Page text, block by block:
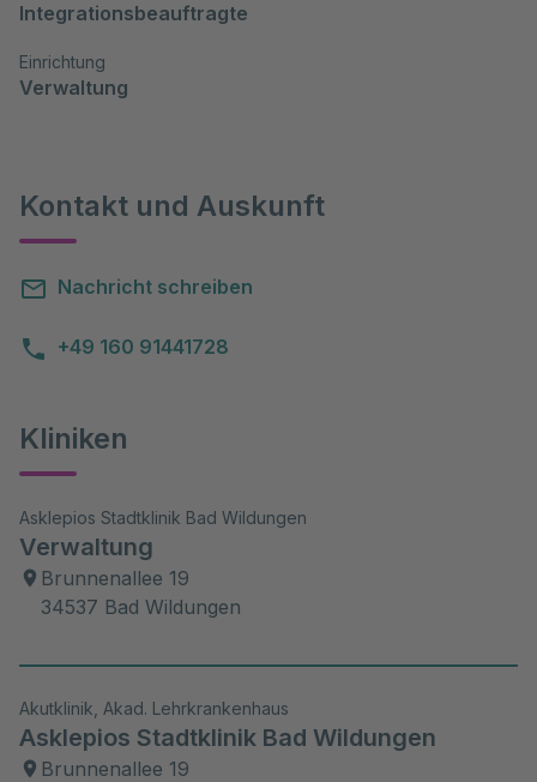
Integrationsbeauftragte
Einrichtung
Verwaltung
Kontakt und Auskunft
Nachricht schreiben
+49 160 91441728
Kliniken
Asklepios Stadtklinik Bad Wildungen
Verwaltung
Brunnenallee 19
34537 Bad Wildungen
Akutklinik, Akad. Lehrkrankenhaus
Asklepios Stadtklinik Bad Wildungen
Brunnenallee 19